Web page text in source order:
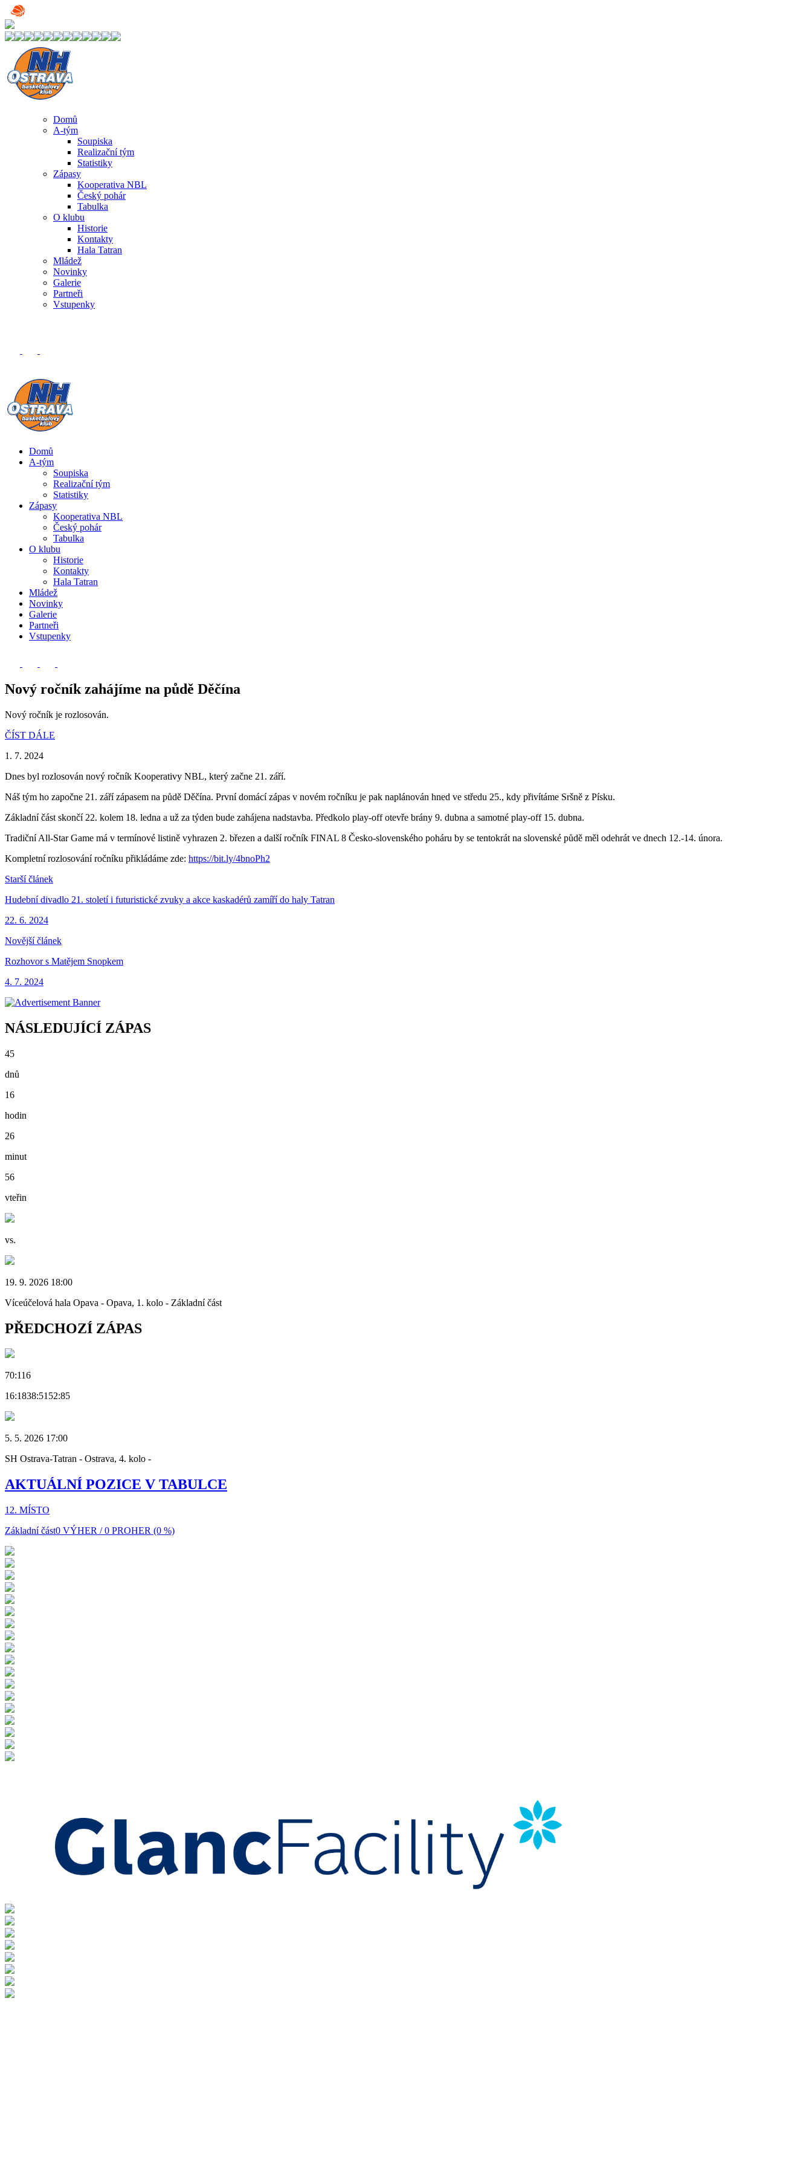
Domů
A-tým
Soupiska
Realizační tým
Statistiky
Zápasy
Kooperativa NBL
Český pohár
Tabulka
O klubu
Historie
Kontakty
Hala Tatran
Mládež
Novinky
Galerie
Partneři
Vstupenky
Domů
A-tým
Soupiska
Realizační tým
Statistiky
Zápasy
Kooperativa NBL
Český pohár
Tabulka
O klubu
Historie
Kontakty
Hala Tatran
Mládež
Novinky
Galerie
Partneři
Vstupenky
Nový ročník zahájíme na půdě Děčína
Nový ročník je rozlosován.
ČÍST DÁLE
1. 7. 2024
Dnes byl rozlosován nový ročník Kooperativy NBL, který začne 21. září.
Náš tým ho započne 21. září zápasem na půdě Děčína. První domácí zápas v novém ročníku je pak naplánován hned ve středu 25., kdy přivítáme Sršně z Písku.
Základní část skončí 22. kolem 18. ledna a už za týden bude zahájena nadstavba. Předkolo play-off otevře brány 9. dubna a samotné play-off 15. dubna.
Tradiční All-Star Game má v termínové listině vyhrazen 2. březen a další ročník FINAL 8 Česko-slovenského poháru by se tentokrát na slovenské půdě měl odehrát ve dnech 12.-14. února.
Kompletní rozlosování ročníku přikládáme zde: https://bit.ly/4bnoPh2
Starší článek
Hudební divadlo 21. století i futuristické zvuky a akce kaskadérů zamíří do haly Tatran
22. 6. 2024
Novější článek
Rozhovor s Matějem Snopkem
4. 7. 2024
NÁSLEDUJÍCÍ ZÁPAS
45
dnů
16
hodin
26
minut
56
vteřin
vs.
19. 9. 2026 18:00
Víceúčelová hala Opava - Opava, 1. kolo - Základní část
PŘEDCHOZÍ ZÁPAS
70:116
16:1838:5152:85
5. 5. 2026 17:00
SH Ostrava-Tatran - Ostrava, 4. kolo -
AKTUÁLNÍ POZICE V TABULCE
12. MÍSTO
Základní část0 VÝHER / 0 PROHER (0 %)